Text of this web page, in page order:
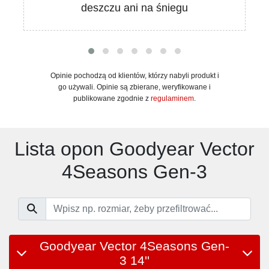
deszczu ani na śniegu
Opinie pochodzą od klientów, którzy nabyli produkt i
go używali. Opinie są zbierane, weryfikowane i
publikowane zgodnie z regulaminem.
Lista opon Goodyear Vector
4Seasons Gen-3
Goodyear Vector 4Seasons Gen-
3 14''